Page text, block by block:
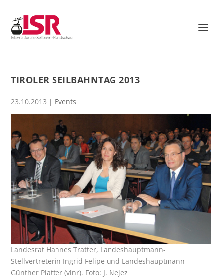
TIROLER SEILBAHNTAG 2013
23.10.2013 | Events
Landesrat Hannes Tratter, Landeshauptmann-
Stellvertreterin Ingrid Felipe und Landeshauptmann
Günther Platter (vlnr). Foto: J. Nejez